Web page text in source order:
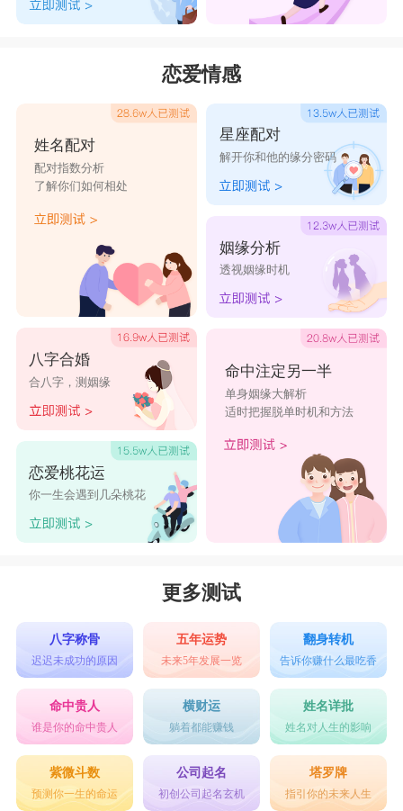
万能娇
蛋无虚发
污师
腰精
依霜
清欢
彼端
北陌
牵缕
余笙
西岭
语梦
暮光
晴栀
初尘
青裁
北辰
恋爱情感
姓名配对
配对指数分析
了解你们如何相处
八字合婚
合八字，测姻缘
恋爱桃花运
你一生会遇到几朵桃花
星座配对
解开你和他的缘分密码
姻缘分析
透视姻缘时机
命中注定另一半
单身姻缘大解析
适时把握脱单时机和方法
更多测试
八字称骨
迟迟未成功的原因
五年运势
未来5年发展一览
翻身转机
告诉你赚什么最吃香
命中贵人
谁是你的命中贵人
横财运
躺着都能赚钱
姓名详批
姓名对人生的影响
紫微斗数
预测你一生的命运
公司起名
初创公司起名玄机
塔罗牌
指引你的未来人生